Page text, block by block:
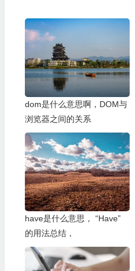
dom是什么意思啊，DOM与
浏览器之间的关系
have是什么意思， “Have”
的用法总结，